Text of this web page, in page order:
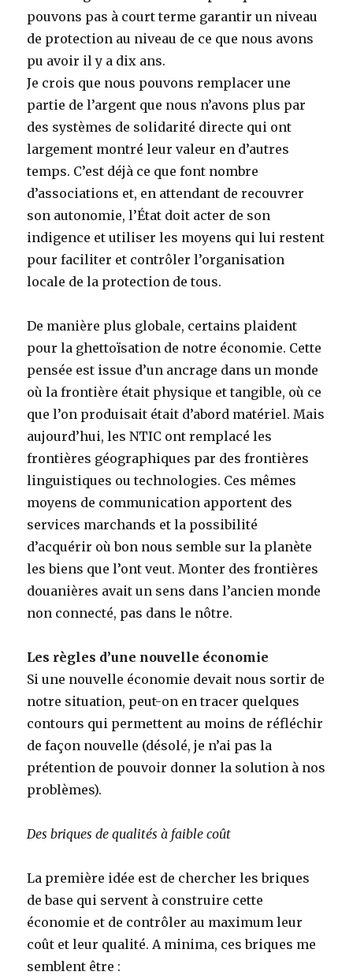
pouvons pas à court terme garantir un niveau
de protection au niveau de ce que nous avons
pu avoir il y a dix ans.
Je crois que nous pouvons remplacer une
partie de l’argent que nous n’avons plus par
des systèmes de solidarité directe qui ont
largement montré leur valeur en d’autres
temps. C’est déjà ce que font nombre
d’associations et, en attendant de recouvrer
son autonomie, l’État doit acter de son
indigence et utiliser les moyens qui lui restent
pour faciliter et contrôler l’organisation
locale de la protection de tous.
De manière plus globale, certains plaident
pour la ghettoïsation de notre économie. Cette
pensée est issue d’un ancrage dans un monde
où la frontière était physique et tangible, où ce
que l’on produisait était d’abord matériel. Mais
aujourd’hui, les NTIC ont remplacé les
frontières géographiques par des frontières
linguistiques ou technologies. Ces mêmes
moyens de communication apportent des
services marchands et la possibilité
d’acquérir où bon nous semble sur la planète
les biens que l’ont veut. Monter des frontières
douanières avait un sens dans l’ancien monde
non connecté, pas dans le nôtre.
Les règles d’une nouvelle économie
Si une nouvelle économie devait nous sortir de
notre situation, peut-on en tracer quelques
contours qui permettent au moins de réfléchir
de façon nouvelle (désolé, je n’ai pas la
prétention de pouvoir donner la solution à nos
problèmes).
Des briques de qualités à faible coût
La première idée est de chercher les briques
de base qui servent à construire cette
économie et de contrôler au maximum leur
coût et leur qualité. A minima, ces briques me
semblent être :